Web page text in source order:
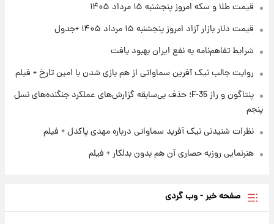
۱ روز پیش
نام خودرو، مبلغ پیش پرداخت و زمان تحویل |
سود مشارکت چند درصد است؟
قیمت طلا و سکه امروز پنجشنبه ۱۵ مرداد ۱۴۰۵
قیمت دلار بازار آزاد امروز پنجشنبه ۱۵ مرداد ۱۴۰۵ +جدول
شرایط تفاهم‌نامه به نفع ایران بهبود یافت
روایت جالب نیک آفرین سماواتی از هم بازی شدن با امین تارخ + فیلم
پنتاگون و راز F-35؛ حذف بی‌سابقه گزارش‌های عملکرد جنگنده‌های نسل
پنجم
نظرات شنیدنی نیک آفرید سماواتی درباره مهدی پاکدل + فیلم
هنرنمایی روزبه حصاری آن هم بدون بدلکار + فیلم
صفحه خبر - وب گردی